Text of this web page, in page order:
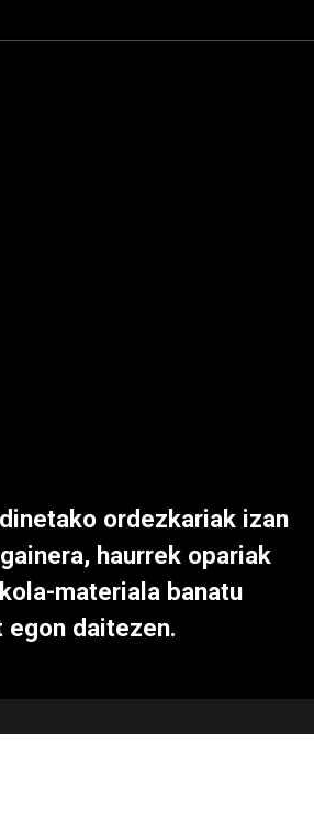
ordezkariak izan
haurrek opariak
materiala banatu
daitezen.